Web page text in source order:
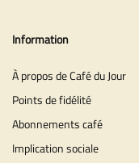
Information
À propos de Café du Jour
Points de fidélité
Abonnements café
Implication sociale